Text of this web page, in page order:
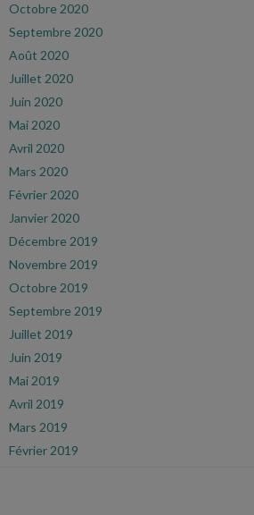
Octobre 2020
Septembre 2020
Août 2020
Juillet 2020
Juin 2020
Mai 2020
Avril 2020
Mars 2020
Février 2020
Janvier 2020
Décembre 2019
Novembre 2019
Octobre 2019
Septembre 2019
Juillet 2019
Juin 2019
Mai 2019
Avril 2019
Mars 2019
Février 2019